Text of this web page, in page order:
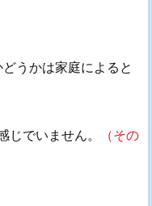
うかは家庭によると
じでいません。
（その